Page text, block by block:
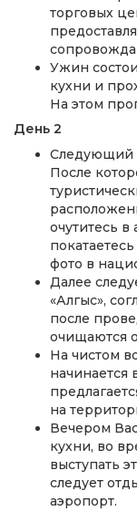
торговых
Ужин
кухни и
На этом
День 2
Следующий
После
очутитесь в
фото в
Далее
«Алгыс»,
после
очищаются
На чистом
начинается
на
Вечером
кухни, во
выступать
следует
аэропорт.